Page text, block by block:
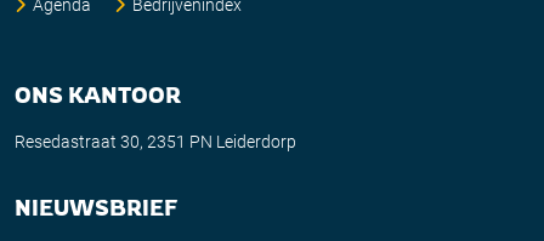
Agenda
Bedrijvenindex
ONS KANTOOR
Resedastraat 30, 2351 PN Leiderdorp
NIEUWSBRIEF